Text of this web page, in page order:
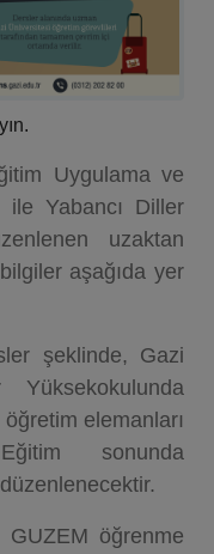
Uygulama ve
ile Yabancı Diller
uzaktan
aşağıda yer
şeklinde, Gazi
elemanları
sonunda
düzenlenecektir.
öğrenme